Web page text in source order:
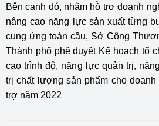
Bên cạnh đó, nhằm hỗ trợ doanh
nâng cao năng lực sản xuất từng
cung ứng toàn cầu, Sở Công
Thành phố phê duyệt Kế hoạch tổ
cao trình độ, năng lực quản trị,
trị chất lượng sản phẩm cho
trợ năm 2022